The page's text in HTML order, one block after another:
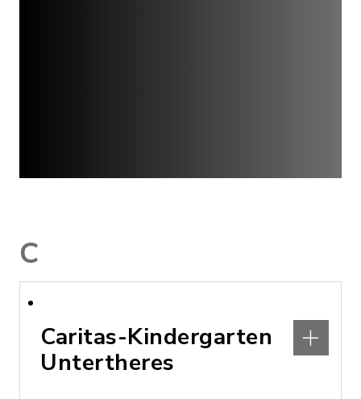
C
Caritas-Kindergarten
Untertheres